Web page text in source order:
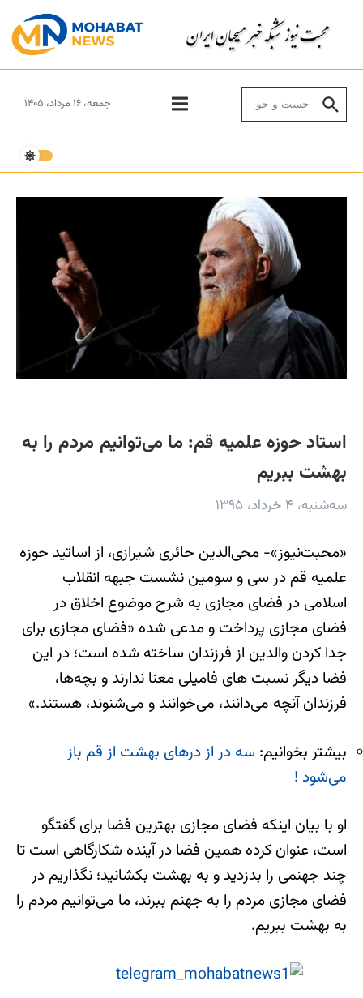
جمعه، ۱۶ مرداد، ۱۴۰۵
استاد حوزه علمیه قم: ما می‌توانیم مردم را به
بهشت ببریم
سه‌شنبه، ۴ خرداد، ۱۳۹۵
«محبت‌نیوز»- محی‌الدین حائری شیرازی، از اساتید حوزه
علمیه قم در سی و سومین نشست جبهه انقلاب
اسلامی در فضای مجازی به شرح موضوع اخلاق در
فضای مجازی پرداخت و مدعی شده «فضای مجازی برای
جدا کردن والدین از فرزندان ساخته شده است؛ در این
فضا دیگر نسبت های فامیلی معنا ندارند و بچه‌ها،
فرزندان آنچه می‌دانند، می‌خوانند و می‌شنوند، هستند.»
بیشتر بخوانیم: سه در از درهای بهشت از قم باز
می‌شود !
او با بیان اینکه فضای مجازی بهترین فضا برای گفتگو
است، عنوان کرده همین فضا در آینده شکارگاهی است تا
چند جهنمی را بدزدید و به بهشت بکشانید؛ نگذاریم در
فضای مجازی مردم را به جهنم ببرند، ما می‌توانیم مردم را
به بهشت ببریم.